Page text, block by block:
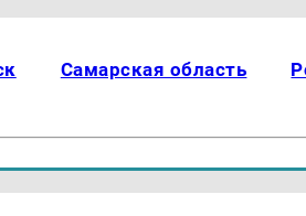
Самарская область